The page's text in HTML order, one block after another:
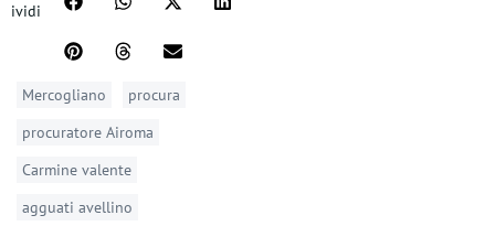
ividi
Mercogliano
procura
procuratore Airoma
Carmine valente
agguati avellino